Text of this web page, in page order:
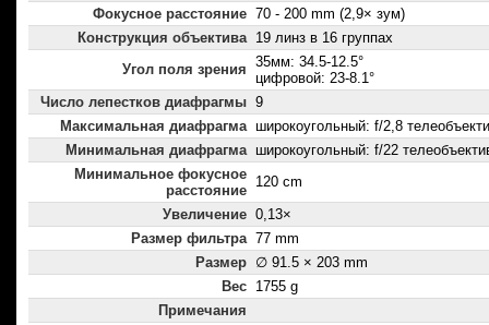
Фокусное расстояние 70 - 200 mm (2,9× зум)
Конструкция объектива 19 линз в 16 группах
Угол поля зрения 35мм: 34.5-12.5°
цифровой: 23-8.1°
Число лепестков диафрагмы 9
Максимальная диафрагма широкоугольный: f/2,8
Минимальная диафрагма широкоугольный: f/22
Минимальное фокусное
расстояние
120 cm
Увеличение 0,13×
Размер фильтра 77 mm
Размер ∅ 91.5 × 203 mm
Вес 1755 g
Примечания